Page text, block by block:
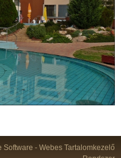
Software - Webes Tartalomkezelő